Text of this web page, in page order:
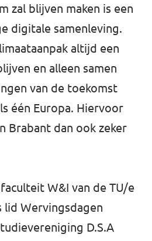
zal blijven maken is een
digitale samenleving.
altijd een
en alleen samen
van de toekomst
één Europa. Hiervoor
Brabant dan ook zeker
W&I van de TU/e
lid Wervingsdagen
D.S.A